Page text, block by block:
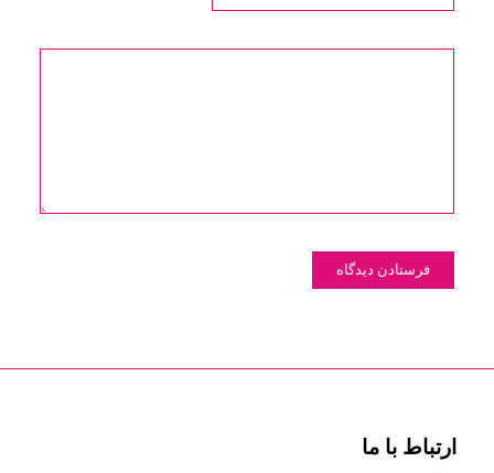
ارتباط با ما